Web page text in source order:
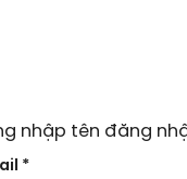
nhập tên đăng
*Bắt